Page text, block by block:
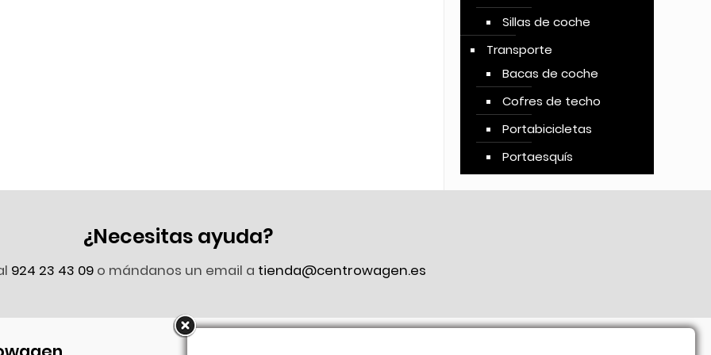
Sillas de coche
Transporte
Bacas de coche
Cofres de techo
Portabicicletas
Portaesquís
¿Necesitas ayuda?
924 23 43 09 o mándanos un email a tienda@centrowagen.es